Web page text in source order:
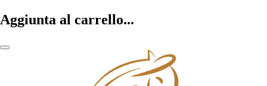
Aggiunta al carrello...